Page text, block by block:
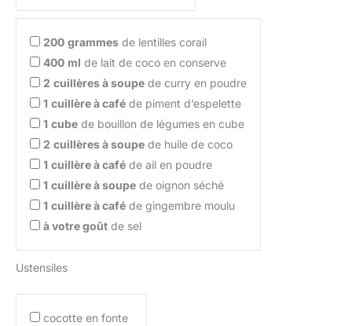
200 grammes de lentilles corail
400 ml de lait de coco en conserve
2 cuillères à soupe de curry en poudre
1 cuillère à café de piment d’espelette
1 cube de bouillon de légumes en cube
2 cuillères à soupe de huile de coco
1 cuillère à café de ail en poudre
1 cuillère à soupe de oignon séché
1 cuillère à café de gingembre moulu
à votre goût de sel
Ustensiles
cocotte en fonte